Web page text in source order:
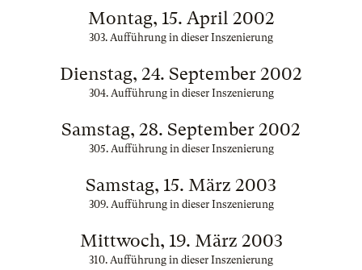
Montag, 15. April 2002
303. Aufführung in dieser Inszenierung
Dienstag, 24. September 2002
304. Aufführung in dieser Inszenierung
Samstag, 28. September 2002
305. Aufführung in dieser Inszenierung
Samstag, 15. März 2003
309. Aufführung in dieser Inszenierung
Mittwoch, 19. März 2003
310. Aufführung in dieser Inszenierung